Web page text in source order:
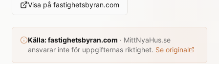
Visa på fastighetsbyran.com
Källa:fastighetsbyran.com · MittNyaHus.se
ansvarar inte för uppgifternas riktighet. Se original